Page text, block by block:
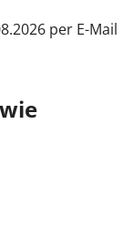
per E-Mail